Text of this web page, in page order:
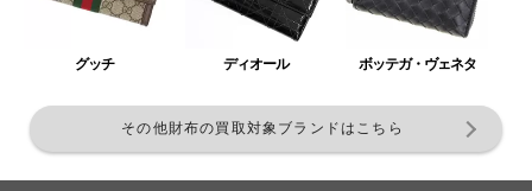
グッチ ディオール ボッテガ・ヴェネタ
その他財布の買取対象ブランドはこちら